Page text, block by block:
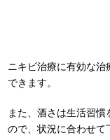
ニキビ治療に有効な
できます。
また、酒さは生活習
ので、状況に合わせて